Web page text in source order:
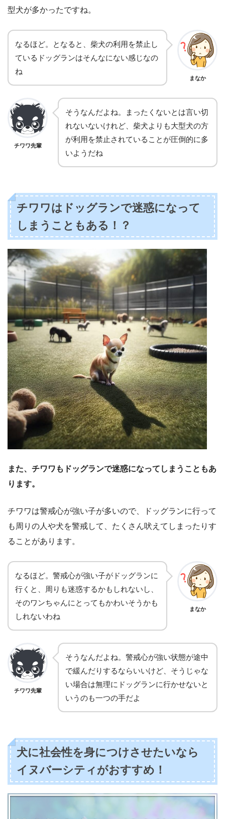
型犬が多かったですね。
なるほど。となると、柴犬の利用を禁止し
ているドッグランはそんなにない感じなの
ね
まなか
チワワ先輩
そうなんだよね。まったくないとは言い切
れないないけれど、柴犬よりも大型犬の方
が利用を禁止されていることが圧倒的に多
いようだね
チワワはドッグランで迷惑になって
しまうこともある！？
また、チワワもドッグランで迷惑になってしまうこともあ
ります。
チワワは警戒心が強い子が多いので、ドッグランに行って
も周りの人や犬を警戒して、たくさん吠えてしまったりす
ることがあります。
なるほど。警戒心が強い子がドッグランに
行くと、周りも迷惑するかもしれないし、
そのワンちゃんにとってもかわいそうかも
しれないわね
まなか
チワワ先輩
そうなんだよね。警戒心が強い状態が途中
で緩んだりするならいいけど、そうじゃな
い場合は無理にドッグランに行かせないと
いうのも一つの手だよ
犬に社会性を身につけさせたいなら
イヌバーシティがおすすめ！